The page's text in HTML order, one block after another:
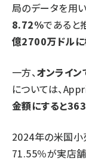
局のデータを用い
8.72%であると
億2700万ドル
一方、オンライ
については、
金額にすると
2024年の米国小
71.55％が実店